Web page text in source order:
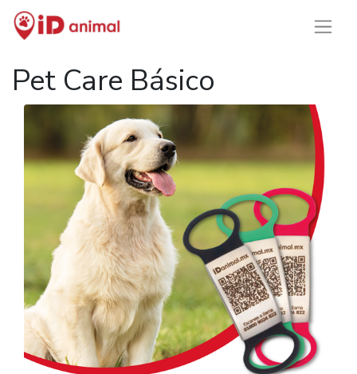
Pet Care Básico